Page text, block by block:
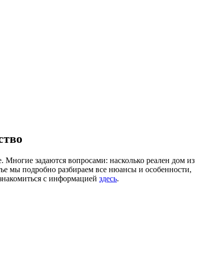
Многие задаются вопросами: насколько реален дом из
мы подробно разбираем все нюансы и особенности,
с информацией здесь.